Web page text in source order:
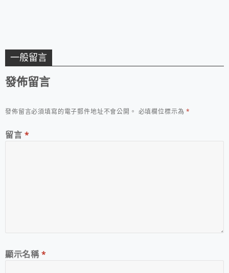
一般留言
發佈留言
發佈留言必須填寫的電子郵件地址不會公開。 必填欄位標示為*
留言 *
顯示名稱*